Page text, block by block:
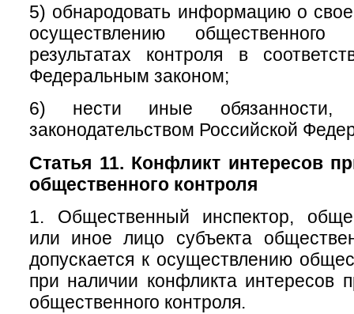
5) обнародовать информацию о
осуществлению
результатах контроля в
Федеральным законом;
6) нести иные обязанности,
законодательством Российской
Статья 11. Конфликт интересов
общественного контроля
1. Общественный инспектор,
или иное лицо субъекта
допускается к осуществлению
при наличии конфликта интересов
общественного контроля.